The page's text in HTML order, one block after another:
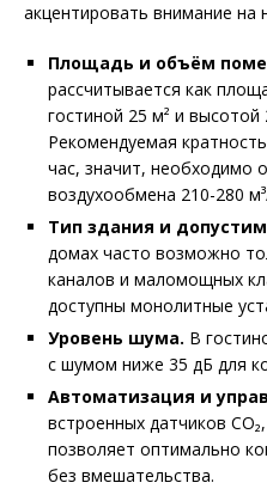
акцентировать внимание на
Площадь и объём
рассчитывается как
гостиной 25 м² и высотой
Рекомендуемая
час, значит, необходимо
воздухообмена 210-280
Тип здания и
домах часто возможно
каналов и маломощных
доступны монолитные
Уровень шума. В
с шумом ниже 35 дБ для
Автоматизация и
встроенных датчиков
позволяет оптимально
без вмешательства.